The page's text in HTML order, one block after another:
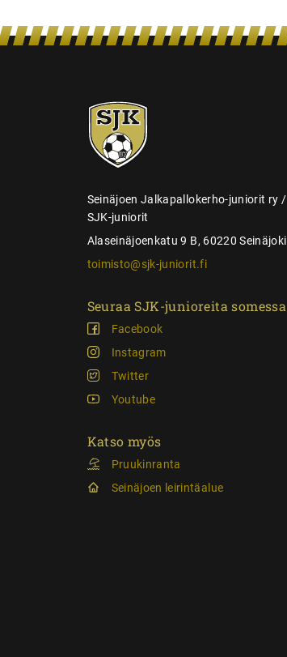
n
SJK-
juniorit
Seinäjoen Jalkapallokerho-juniorit ry /
SJK-juniorit
Alaseinäjoenkatu 9 B, 60220 Seinäjoki
toimisto@sjk-juniorit.fi
Seuraa SJK-junioreita somessa
Facebook
Instagram
Twitter
Youtube
Katso myös
Pruukinranta
Seinäjoen leirintäalue